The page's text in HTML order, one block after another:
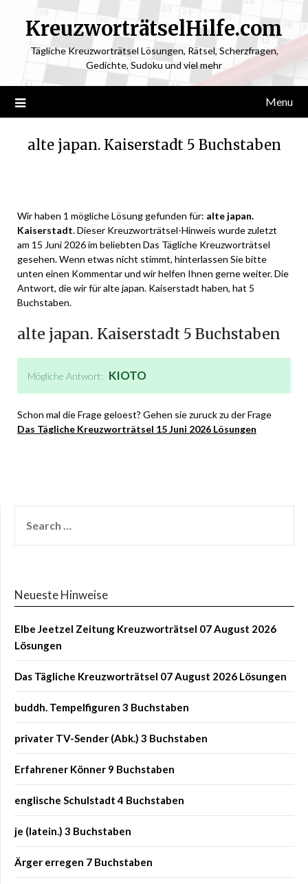
KreuzworträtselHilfe.com
Tägliche Kreuzworträtsel Lösungen, Rätsel, Scherzfragen,
Gedichte, Sudoku und viel mehr
Menu
alte japan. Kaiserstadt 5 Buchstaben
June
14,
2026
Wir haben 1 mögliche Lösung gefunden für: alte japan.
Kaiserstadt. Dieser Kreuzworträtsel-Hinweis wurde zuletzt
am 15 Juni 2026 im beliebten Das Tägliche Kreuzworträtsel
gesehen. Wenn etwas nicht stimmt, hinterlassen Sie bitte
unten einen Kommentar und wir helfen Ihnen gerne weiter. Die
Antwort, die wir für alte japan. Kaiserstadt haben, hat 5
Buchstaben.
alte japan. Kaiserstadt 5 Buchstaben
Mögliche Antwort: KIOTO
Schon mal die Frage geloest? Gehen sie zuruck zu der Frage
Das Tägliche Kreuzworträtsel 15 Juni 2026 Lösungen
Neueste Hinweise
Elbe Jeetzel Zeitung Kreuzworträtsel 07 August 2026
Lösungen
Das Tägliche Kreuzworträtsel 07 August 2026 Lösungen
buddh. Tempelfiguren 3 Buchstaben
privater TV-Sender (Abk.) 3 Buchstaben
Erfahrener Könner 9 Buchstaben
englische Schulstadt 4 Buchstaben
je (latein.) 3 Buchstaben
Ärger erregen 7 Buchstaben